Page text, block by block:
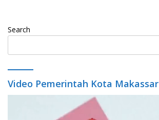
Search
Video Pemerintah Kota Makassar